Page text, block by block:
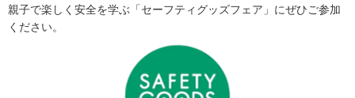
親子で楽しく安全を学ぶ「セーフティグッズフェア」にぜひご参加
ください。